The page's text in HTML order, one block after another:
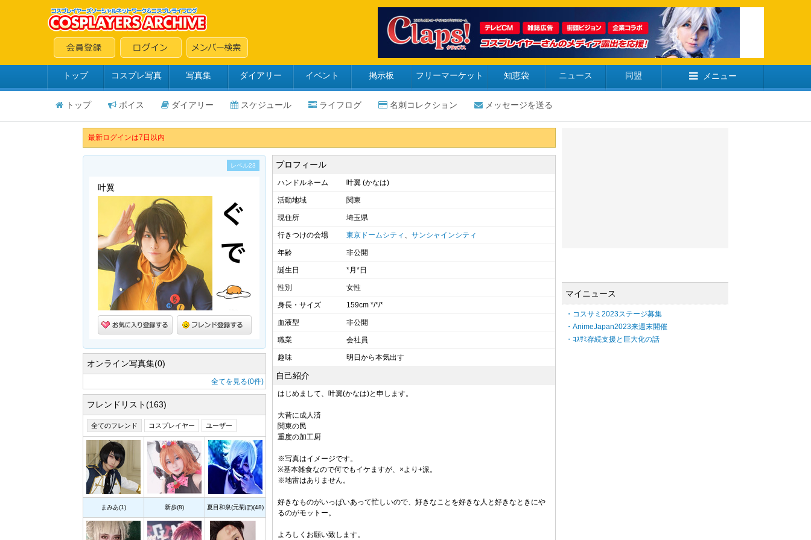
トップ コスプレ写真 写真集 ダイアリー イベント 掲示板 フリーマーケット 知恵袋 ニュース 同盟 メニュー
トップ ボイス ダイアリー スケジュール ライフログ 名刺コレクション メッセージを送る
最新ログインは7日以内
レベル23
叶翼
オンライン写真集(0)
全てを見る(0件)
フレンドリスト(163)
全てのフレンド コスプレイヤー ユーザー
まみあ(1) 新歩(8) 夏目和泉(元菊ぽ)(48)
プロフィール
ハンドルネーム 叶翼 (かなは)
活動地域 関東
現住所 埼玉県
行きつけの会場 東京ドームシティ 、 サンシャインシティ
年齢 非公開
誕生日 *月*日
性別 女性
身長・サイズ 159cm */*/*
血液型 非公開
職業 会社員
趣味 明日から本気出す
自己紹介
はじめまして、叶翼(かなは)と申します。
大昔に成人済
関東の民
重度の加工厨
※写真はイメージです。
※基本雑食なので何でもイケますが、×より+派。
※地雷はありません。
好きなものがいっぱいあって忙しいので、好きなことを好きな人と好きなときにや
るのがモットー。
よろしくお願い致します。
マイニュース
・コスサミ2023ステージ募集
・AnimeJapan2023来週末開催
・ｺｽｻﾐ存続支援と巨大化の話